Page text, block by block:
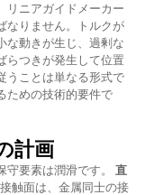
リニアガイドメーカー
なりません。トルクが
な動きが生じ、過剰な
らつきが発生して位置
うことは単なる形式で
ための技術的要件で
計画
守要素は潤滑です。 直
触面は、金属同士の接